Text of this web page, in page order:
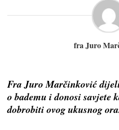
fra Juro
Fra Juro Marčinković
o bademu i donosi savjete
dobrobiti ovog ukusnog